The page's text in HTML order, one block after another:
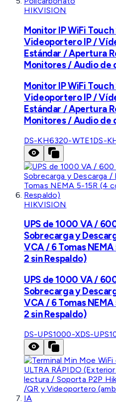
HIKVISION
Monitor IP WiFi
Videoportero IP /
Estándar / Apertura
Monitores / Audio de
Monitor IP WiFi
Videoportero IP /
Estándar / Apertura
Monitores / Audio de
DS-KH6320-WTE1DS-
HIKVISION
UPS de 1000 VA /
Sobrecarga y
VCA / 6 Tomas
2 sin Respaldo)
UPS de 1000 VA /
Sobrecarga y
VCA / 6 Tomas
2 sin Respaldo)
DS-UPS1000-XDS-